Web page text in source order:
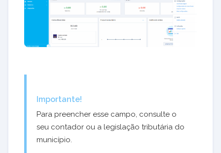
Importante!
Para preencher esse campo, consulte o
seu contador ou a legislação tributária do
município.